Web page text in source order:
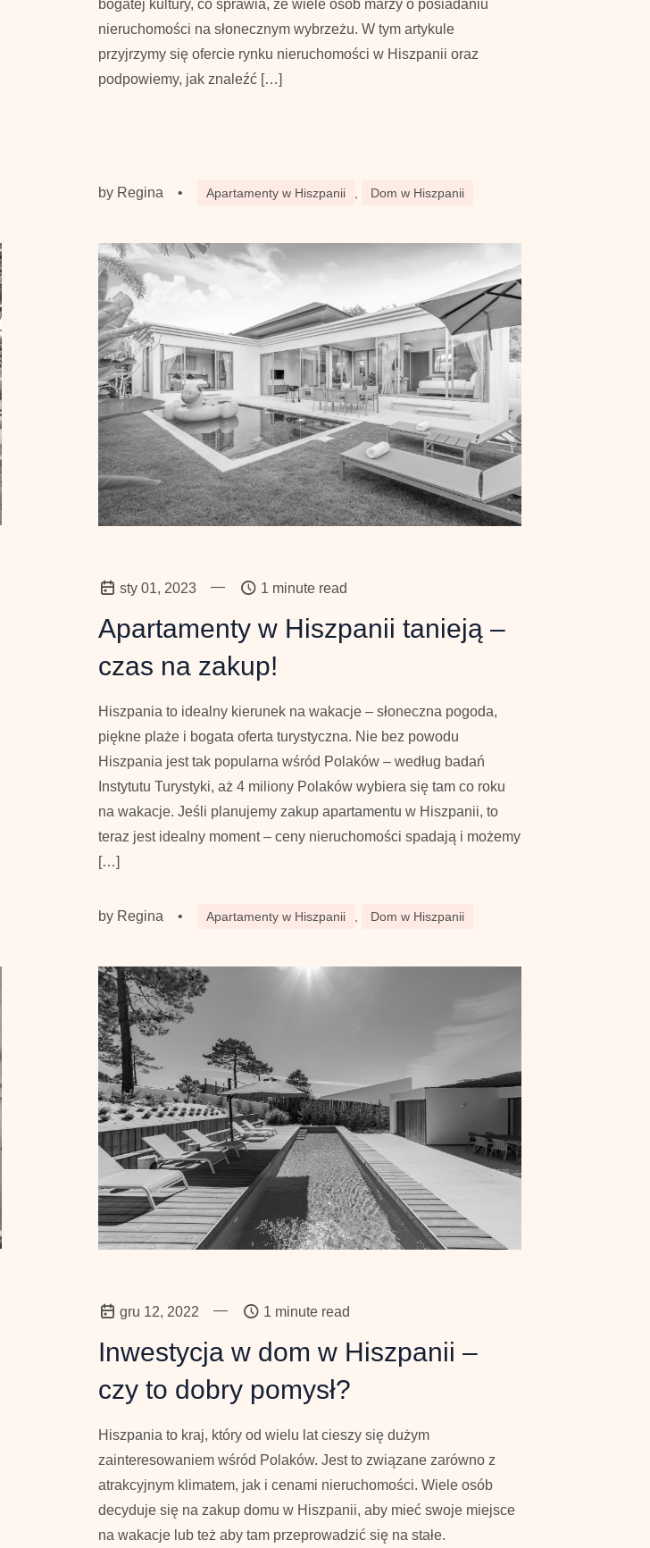
bogatej kultury, co sprawia, że wiele osób marzy o posiadaniu
nieruchomości na słonecznym wybrzeżu. W tym artykule
przyjrzymy się ofercie rynku nieruchomości w Hiszpanii oraz
podpowiemy, jak znaleźć […]
by Regina • Apartamenty w Hiszpanii Dom w Hiszpanii
sty 01, 2023 — 1 minute read
Apartamenty w Hiszpanii tanieją –
czas na zakup!
Hiszpania to idealny kierunek na wakacje – słoneczna pogoda,
piękne plaże i bogata oferta turystyczna. Nie bez powodu
Hiszpania jest tak popularna wśród Polaków – według badań
Instytutu Turystyki, aż 4 miliony Polaków wybiera się tam co roku
na wakacje. Jeśli planujemy zakup apartamentu w Hiszpanii, to
teraz jest idealny moment – ceny nieruchomości spadają i możemy
[…]
by Regina • Apartamenty w Hiszpanii Dom w Hiszpanii
gru 12, 2022 — 1 minute read
Inwestycja w dom w Hiszpanii –
czy to dobry pomysł?
Hiszpania to kraj, który od wielu lat cieszy się dużym
zainteresowaniem wśród Polaków. Jest to związane zarówno z
atrakcyjnym klimatem, jak i cenami nieruchomości. Wiele osób
decyduje się na zakup domu w Hiszpanii, aby mieć swoje miejsce
na wakacje lub też aby tam przeprowadzić się na stałe.